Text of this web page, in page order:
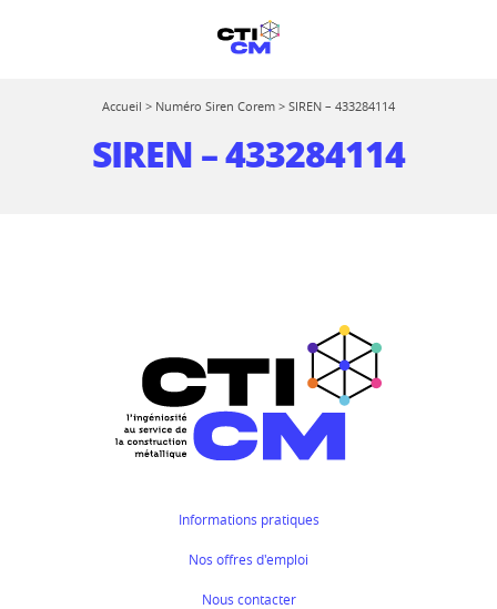
Accueil > Numéro Siren Corem > SIREN – 433284114
SIREN – 433284114
Informations pratiques
Nos offres d'emploi
Nous contacter